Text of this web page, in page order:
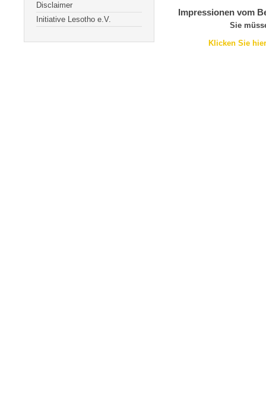
Disclaimer
Initiative Lesotho e.V.
Impressionen vom
Sie
Klicken Sie